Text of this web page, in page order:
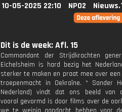
10-05-2025 22:10 NPO2
Dit is de week: Afl. 15
Commandant der Strijdkrachten
Eichelsheim is hard bezig het
sterker te maken en praat mee over een
troepenmacht in Oekraïne. * Sander
Nederland) vindt dat ons beeld van
vooral gevormd is door films over de